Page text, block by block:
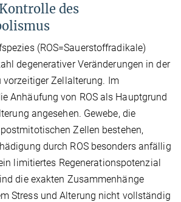
des
(ROS=Sauerstoffradikale)
degenerativer Veränderungen in der
vorzeitiger Zellalterung. Im
Anhäufung von ROS als Hauptgrund
angesehen. Gewebe, die
Zellen bestehen,
durch ROS besonders anfällig
limitiertes Regenerationspotenzial
die exakten Zusammenhänge
Stress und Alterung nicht vollständig